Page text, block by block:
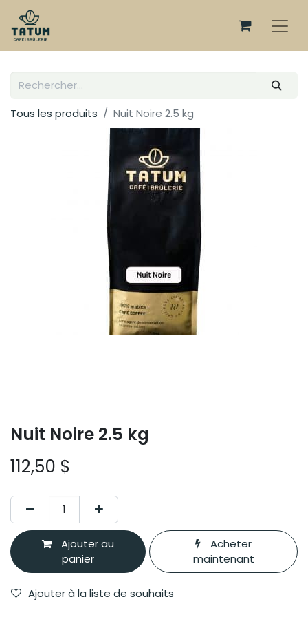
Tous les produits Nuit Noire 2.5 kg
Nuit Noire 2.5 kg
112,50 $
Ajouter au
panier
Acheter
maintenant
Ajouter à la liste de souhaits